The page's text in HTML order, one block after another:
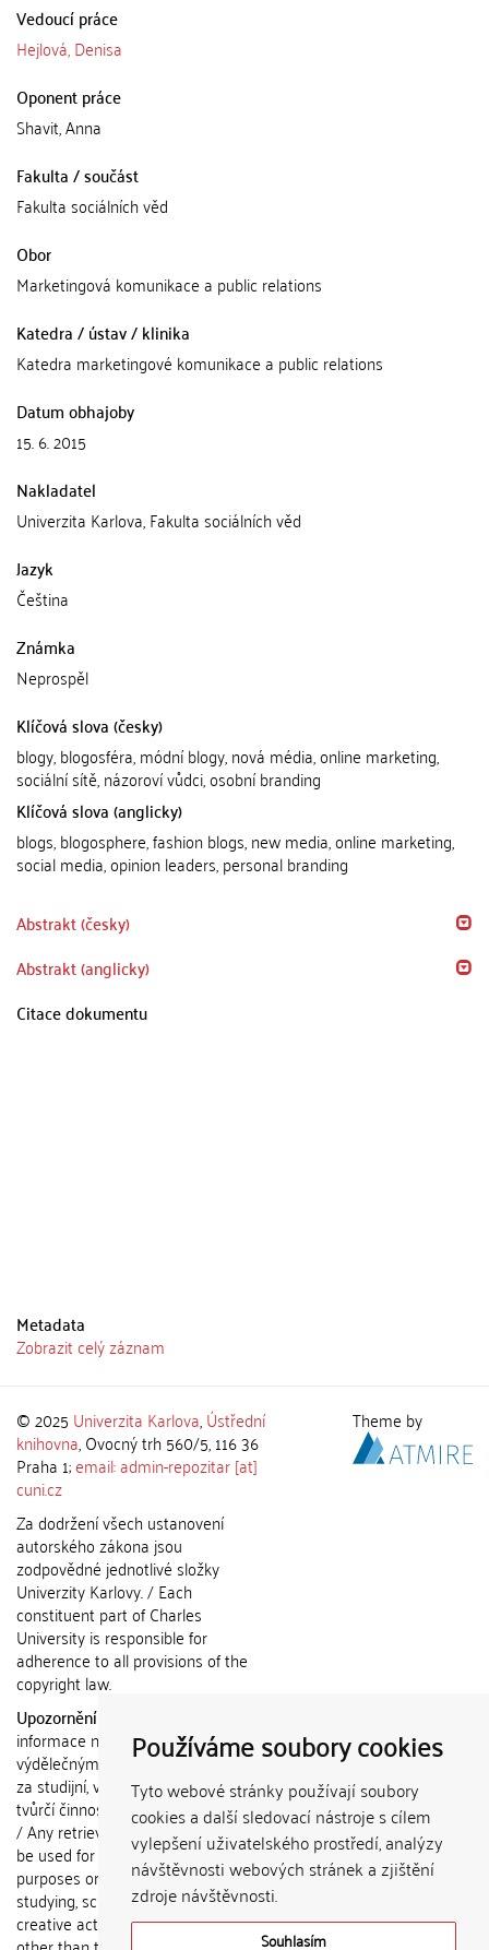
Používáme soubory cookies
Tyto webové stránky používají soubory
cookies a další sledovací nástroje s cílem
vylepšení uživatelského prostředí, analýzy
návštěvnosti webových stránek a zjištění
zdroje návštěvnosti.
Souhlasím
Vedoucí práce
Hejlová, Denisa
Oponent práce
Shavit, Anna
Fakulta / součást
Fakulta sociálních věd
Obor
Marketingová komunikace a public relations
Katedra / ústav / klinika
Katedra marketingové komunikace a public relations
Datum obhajoby
15. 6. 2015
Nakladatel
Univerzita Karlova, Fakulta sociálních věd
Jazyk
Čeština
Známka
Neprospěl
Klíčová slova (česky)
blogy, blogosféra, módní blogy, nová média, online marketing,
sociální sítě, názoroví vůdci, osobní branding
Klíčová slova (anglicky)
blogs, blogosphere, fashion blogs, new media, online marketing,
social media, opinion leaders, personal branding
Abstrakt (česky)
Abstrakt (anglicky)
Citace dokumentu
Metadata
Zobrazit celý záznam
© 2025 Univerzita Karlova,Ústřední
knihovna, Ovocný trh 560/5, 116 36
Praha 1;email: admin-repozitar [at]
cuni.cz
Za dodržení všech ustanovení
autorského zákona jsou
zodpovědné jednotlivé složky
Univerzity Karlovy. / Each
constituent part of Charles
University is responsible for
adherence to all provisions of the
copyright law.
Upozornění / Notice:
informace nemohou být použity k
výdělečným účelům nebo vydávány
za studijní, vědeckou nebo jinou
tvůrčí činnost jiné osoby než autora.
/ Any retrieved information shall not
be used for any commercial
purposes or claimed as results of
studying, scientific or any other
creative activities of any person
Theme by